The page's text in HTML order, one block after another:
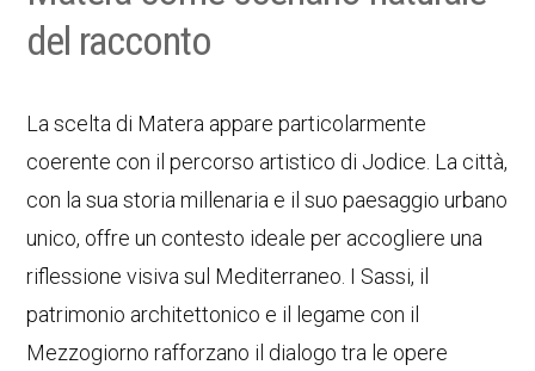
del racconto
La scelta di Matera appare particolarmente
coerente con il percorso artistico di Jodice. La città,
con la sua storia millenaria e il suo paesaggio urbano
unico, offre un contesto ideale per accogliere una
riflessione visiva sul Mediterraneo. I Sassi, il
patrimonio architettonico e il legame con il
Mezzogiorno rafforzano il dialogo tra le opere